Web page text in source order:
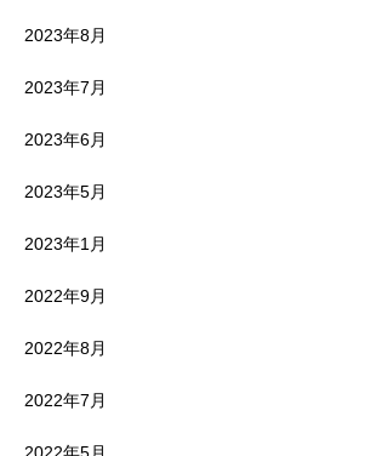
2023年8月
2023年7月
2023年6月
2023年5月
2023年1月
2022年9月
2022年8月
2022年7月